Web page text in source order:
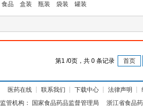
食品 盒装 瓶装 袋装 罐装
第1 /0页，共 0条记录 首页
医药在线┊ 联系我们 ┊ 下载中心┊ 法律声明 ┊
监管机构：
国家食品药品监督管理局 浙江省食品